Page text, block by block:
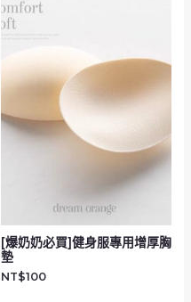
[爆奶奶必買]健身服專用增厚胸
墊
NT$100